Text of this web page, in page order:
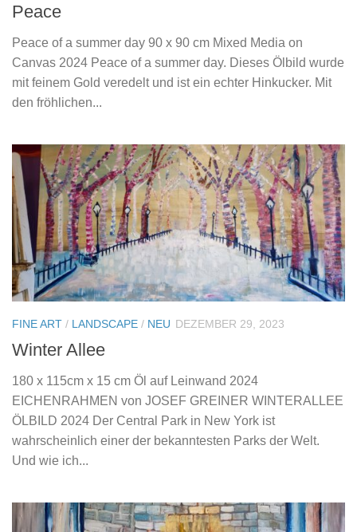
Peace
Peace of a summer day 90 x 90 cm Mixed Media on
Canvas 2024 Peace of a summer day. Dieses Ölbild wurde
mit feinem Gold veredelt und ist ein echter Hinkucker. Mit
den fröhlichen...
FINE ART / LANDSCAPE / NEU DEZEMBER 29, 2023
Winter Allee
180 x 115cm x 15 cm Öl auf Leinwand 2024
EICHENRAHMEN von JOSEF GREINER WINTERALLEE
ÖLBILD 2024 Der Central Park in New York ist
wahrscheinlich einer der bekanntesten Parks der Welt.
Und wie ich...